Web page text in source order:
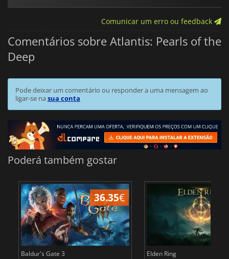
Comunicar um erro ou feedback
Comentários sobre Atlantis: Pearls of the
Deep
Pode deixar um comentário ou responder a uma mensagem ao
ligar-se nasua conta
Poderá também gostar
36.35€
Baldur's Gate 3 Elden Ring